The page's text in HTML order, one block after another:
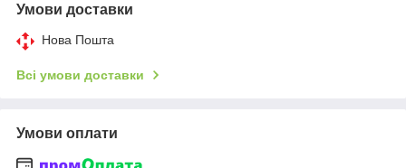
Умови доставки
Нова Пошта
Всі умови доставки
Умови оплати